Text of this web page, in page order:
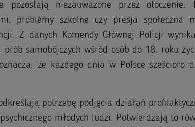
pozostają niezauważone przez otoczenie.
problemy szkolne czy presja społeczna
Z danych Komendy Głównej Policji
samobójczych wśród osób do 18. roku
że każdego dnia w Polsce sześcioro
potrzebę podjęcia działań
młodych ludzi. Potwierdzają to